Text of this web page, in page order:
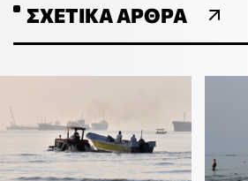
ΣΧΕΤΙΚΆ ΆΡΘΡΑ